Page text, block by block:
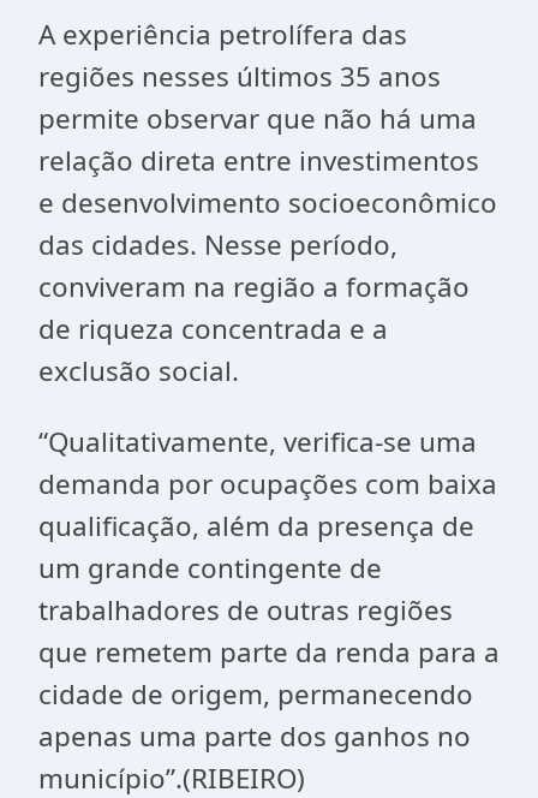
A experiência petrolífera das
regiões nesses últimos 35 anos
permite observar que não há uma
relação direta entre investimentos
e desenvolvimento socioeconômico
das cidades. Nesse período,
conviveram na região a formação
de riqueza concentrada e a
exclusão social.
“Qualitativamente, verifica-se uma
demanda por ocupações com baixa
qualificação, além da presença de
um grande contingente de
trabalhadores de outras regiões
que remetem parte da renda para a
cidade de origem, permanecendo
apenas uma parte dos ganhos no
município”.(RIBEIRO)